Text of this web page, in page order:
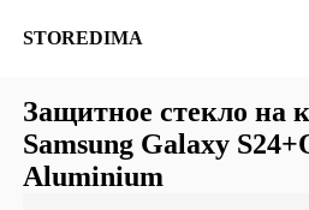
STOREDIMA
Защитное стекло на
Samsung Galaxy
Aluminium